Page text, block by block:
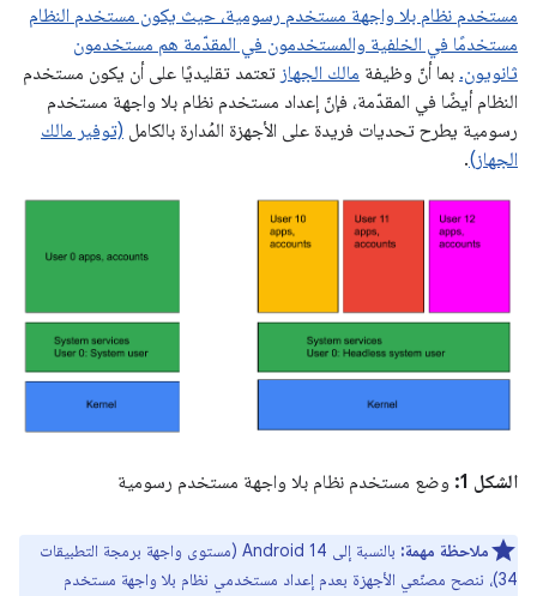
مستخدم نظام بلا واجهة مستخدم رسومية، حيث يكون مستخدم النظام
مستخدمًا في الخلفية والمستخدمون في المقدّمة هم مستخدمون
ثانويون. بما أنّ وظيفة مالك الجهاز تعتمد تقليديًا على أن يكون مستخدم
النظام أيضًا في المقدّمة، فإنّ إعداد مستخدم نظام بلا واجهة مستخدم
رسومية يطرح تحديات فريدة على الأجهزة المُدارة بالكامل (توفير مالك
الجهاز).
الشكل 1: وضع مستخدم نظام بلا واجهة مستخدم رسومية
ملاحظة مهمة:
بالنسبة إلى Android 14 (مستوى واجهة برمجة التطبيقات
34)، ننصح مصنّعي الأجهزة بعدم إعداد مستخدمي نظام بلا واجهة مستخدم